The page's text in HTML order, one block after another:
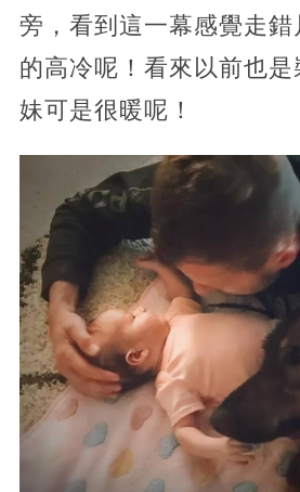
旁，看到這一幕感覺走
的高冷呢！看來以前也
妹可是很暖呢！